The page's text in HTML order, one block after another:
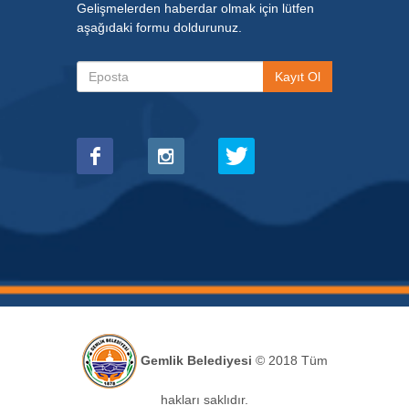
Gelişmelerden haberdar olmak için lütfen
aşağıdaki formu doldurunuz.
Gemlik Belediyesi © 2018 Tüm
hakları saklıdır.